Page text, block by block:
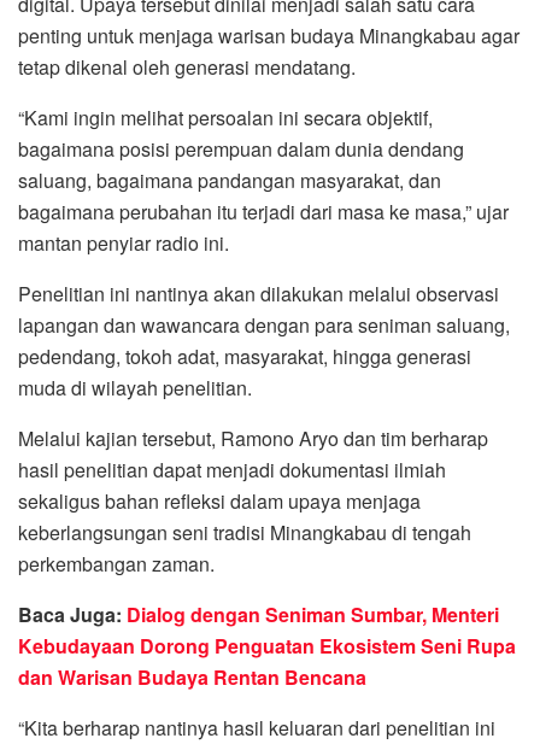
penting untuk menjaga warisan budaya Minangkabau agar
tetap dikenal oleh generasi mendatang.
“Kami ingin melihat persoalan ini secara objektif,
bagaimana posisi perempuan dalam dunia dendang
saluang, bagaimana pandangan masyarakat, dan
bagaimana perubahan itu terjadi dari masa ke masa,” ujar
mantan penyiar radio ini.
Penelitian ini nantinya akan dilakukan melalui observasi
lapangan dan wawancara dengan para seniman saluang,
pedendang, tokoh adat, masyarakat, hingga generasi
muda di wilayah penelitian.
Melalui kajian tersebut, Ramono Aryo dan tim berharap
hasil penelitian dapat menjadi dokumentasi ilmiah
sekaligus bahan refleksi dalam upaya menjaga
keberlangsungan seni tradisi Minangkabau di tengah
perkembangan zaman.
Baca Juga: Dialog dengan Seniman Sumbar, Menteri
Kebudayaan Dorong Penguatan Ekosistem Seni Rupa
dan Warisan Budaya Rentan Bencana
“Kita berharap nantinya hasil keluaran dari penelitian ini